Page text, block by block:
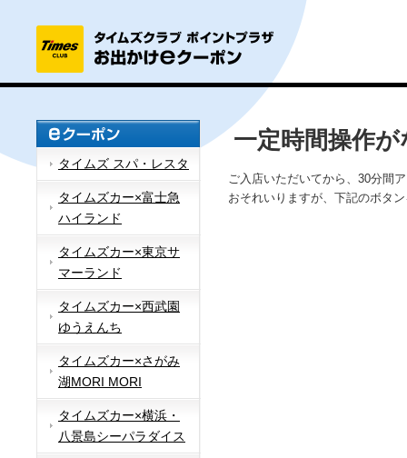
タイムズ スパ・レスタ
タイムズカー×富士急
ハイランド
タイムズカー×東京サ
マーランド
タイムズカー×西武園
ゆうえんち
タイムズカー×さがみ
湖MORI MORI
タイムズカー×横浜・
八景島シーパラダイス
一定時間操作
ご入店いただいてから、30分間
おそれいりますが、下記のボタ